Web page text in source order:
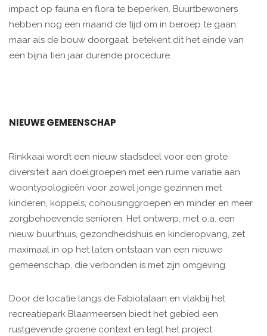
impact op fauna en flora te beperken. Buurtbewoners
hebben nog een maand de tijd om in beroep te gaan,
maar als de bouw doorgaat, betekent dit het einde van
een bijna tien jaar durende procedure.
NIEUWE GEMEENSCHAP
Rinkkaai wordt een nieuw stadsdeel voor een grote
diversiteit aan doelgroepen met een ruime variatie aan
woontypologieën voor zowel jonge gezinnen met
kinderen, koppels, cohousinggroepen en minder en meer
zorgbehoevende senioren. Het ontwerp, met o.a. een
nieuw buurthuis, gezondheidshuis en kinderopvang, zet
maximaal in op het laten ontstaan van een nieuwe
gemeenschap, die verbonden is met zijn omgeving.
Door de locatie langs de Fabiolalaan en vlakbij het
recreatiepark Blaarmeersen biedt het gebied een
rustgevende groene context en legt het project